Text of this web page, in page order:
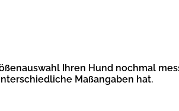
Ihren Hund nochmal
Maßangaben hat.